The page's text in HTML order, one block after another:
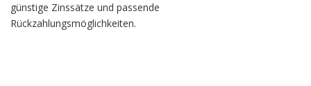
günstige Zinssätze und passende
Rückzahlungsmöglichkeiten.